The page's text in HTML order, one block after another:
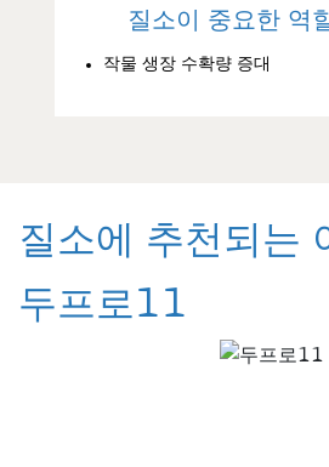
질소이 중요한 역
작물 생장 수확량 증대
질소에 추천되는
두프로11